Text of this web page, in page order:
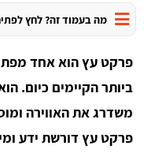
מה בעמוד זה? לחץ
פרקט עץ הוא אחד
ביותר הקיימים כיום.
משדרג את האווירה
פרקט עץ דורשת ידע